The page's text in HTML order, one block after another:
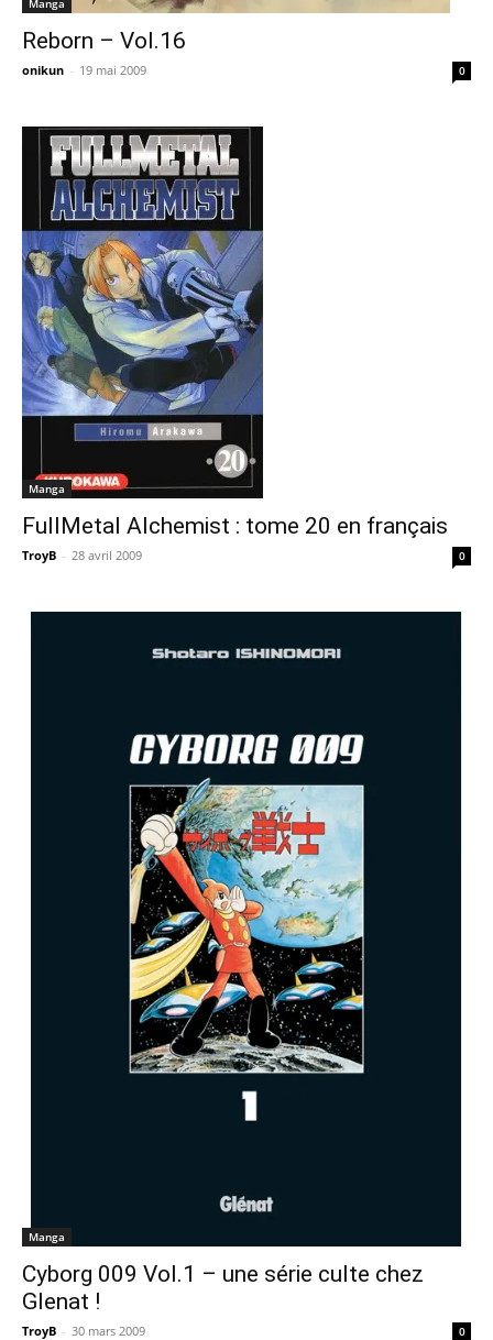
Manga
Reborn – Vol.16
onikun - 19 mai 2009 0
Manga
FullMetal Alchemist : tome 20 en français
TroyB - 28 avril 2009 0
Manga
Cyborg 009 Vol.1 – une série culte chez
Glenat !
TroyB - 30 mars 2009 0